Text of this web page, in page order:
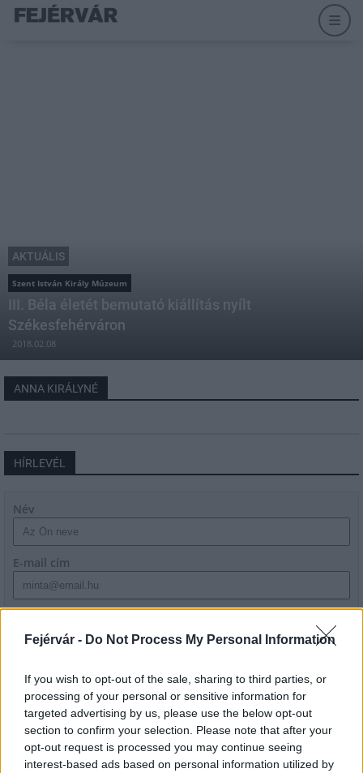
Fejérvár - Do Not Process My Personal Information
If you wish to opt-out of the sale, sharing to third parties, or
processing of your personal or sensitive information for
targeted advertising by us, please use the below opt-out
section to confirm your selection. Please note that after your
opt-out request is processed you may continue seeing
interest-based ads based on personal information utilized by
AKTUÁLIS
Szent István Király Múzeum
III. Béla életét bemutató kiállítás nyílt
Székesfehérváron
2018.02.08
ANNA KIRÁLYNÉ
HÍRLEVÉL
Név
E-mail cím
szabályzatot!
LEGFRISSEBB